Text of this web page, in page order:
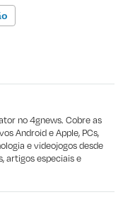
no 4gnews. Cobre as
Android e Apple, PCs,
e videojogos desde
artigos especiais e